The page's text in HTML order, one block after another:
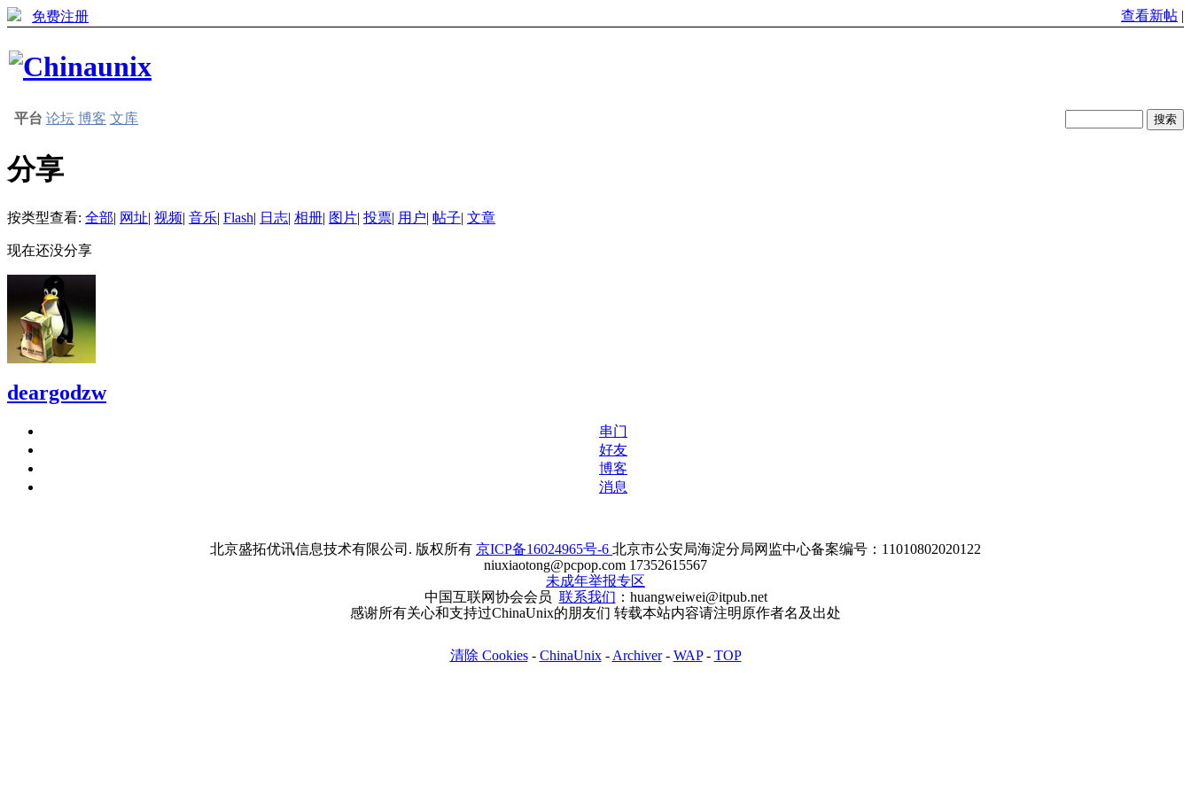
免费注册 查看新帖 |
平台 论坛 博客 文库
分享
按类型查看: 全部| 网址| 视频| 音乐| Flash| 日志| 相册| 图片| 投票| 用户| 帖子| 文章
现在还没分享
deargodzw
串门
好友
博客
消息
北京盛拓优讯信息技术有限公司. 版权所有 京ICP备16024965号-6 北京市公安局海淀分局网监中心备案编号：11010802020122
niuxiaotong@pcpop.com 17352615567
未成年举报专区
中国互联网协会会员 联系我们 ：huangweiwei@itpub.net
感谢所有关心和支持过ChinaUnix的朋友们 转载本站内容请注明原作者名及出处
清除 Cookies- ChinaUnix- Archiver- WAP- TOP